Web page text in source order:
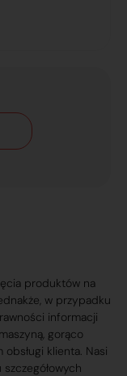
produktów na
w przypadku
informacji
gorąco
klienta. Nasi